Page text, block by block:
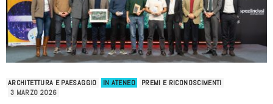
ARCHITETTURA E PAESAGGIO IN ATENEO
PREMI E RICONOSCIMENTI
3 MARZO 2026